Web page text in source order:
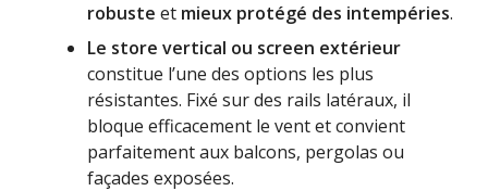
robuste et mieux protégé des intempéries.
Le store vertical ou screen extérieur
constitue l’une des options les plus
résistantes. Fixé sur des rails latéraux, il
bloque efficacement le vent et convient
parfaitement aux balcons, pergolas ou
façades exposées.